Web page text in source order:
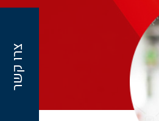
צרו קשר